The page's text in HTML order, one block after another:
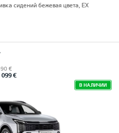
сидений бежевая цвета, EX
€
099 €
В НАЛИЧИИ